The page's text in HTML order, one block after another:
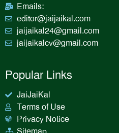
Emails:
editor@jaijaikal.com
jaijaikal24@gmail.com
jaijaikalcv@gmail.com
Popular Links
JaiJaiKal
Terms of Use
Privacy Notice